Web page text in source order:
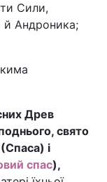
Сили,
й Андроника;
Древ
свято
і
спас),